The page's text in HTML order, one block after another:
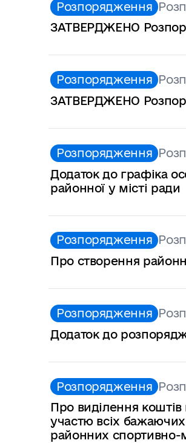
Розпорядження
ЗАТВЕРДЖЕНО
Розпорядження
ЗАТВЕРДЖЕНО
Розпорядження
Додаток до графіка
районної у місті ради
Розпорядження
Про створення
Розпорядження
Додаток до
Розпорядження
Про виділення
участю всіх
районних спортивно-